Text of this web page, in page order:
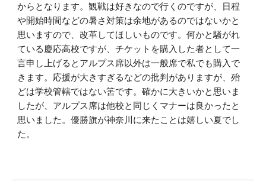
からとなります。観戦は好きなので行くのですが、日程
や開始時間などの暑さ対策は余地があるのではないかと
思いますので、改革してほしいものです。何かと騒がれ
ている慶応高校ですが、チケットを購入した者として一
言申し上げるとアルプス席以外は一般席で私でも購入で
きます。応援が大きすぎるなどの批判がありますが、殆
どは学校管轄ではない筈です。確かに大きいかと思いま
したが、アルプス席は他校と同じくマナーは良かったと
思いました。優勝旗が神奈川に来たことは嬉しい夏でし
た。